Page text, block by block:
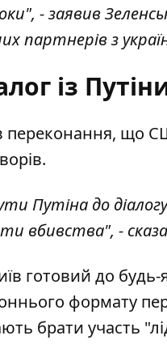
- заявив
партнерів з
із
що
до
вбивства", -
готовий до
формату
брати участь